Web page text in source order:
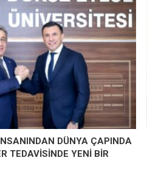
DÜNYA ÇAPINDA
TEDAVİSİNDE YENİ BİR